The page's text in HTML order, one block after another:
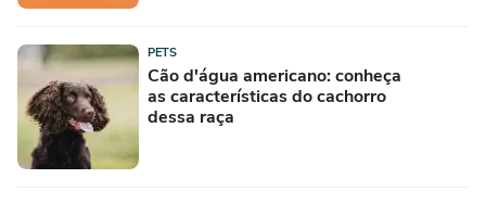
PETS
Cão d'água americano: conheça
as características do cachorro
dessa raça